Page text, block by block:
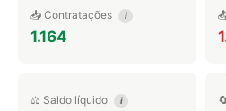
📥 Contratações i
1.164
⚖️ Saldo líquido i